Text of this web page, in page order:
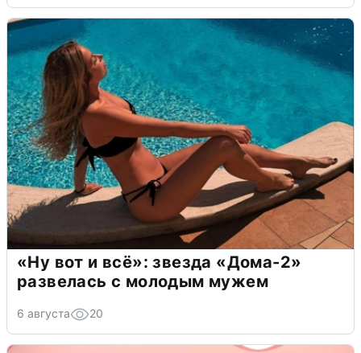
«Ну вот и всё»: звезда «Дома-2»
развелась с молодым мужем
6 августа 20